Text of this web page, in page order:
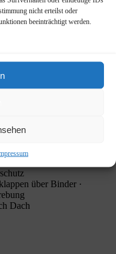
nicht erteilst oder
beeinträchtigt werden.
über Binder ·
Dach